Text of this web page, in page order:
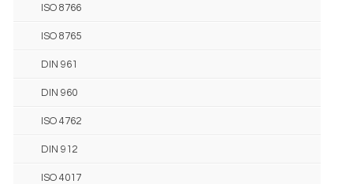
ISO 8766
ISO 8765
DIN 961
DIN 960
ISO 4762
DIN 912
ISO 4017